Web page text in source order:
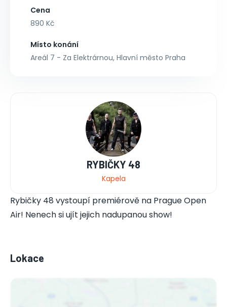
Cena
890 Kč
Místo konání
Areál 7 - Za Elektrárnou, Hlavní město Praha
RYBIČKY 48
Kapela
Rybičky 48 vystoupí premiérově na Prague Open
Air! Nenech si ujít jejich nadupanou show!
Lokace